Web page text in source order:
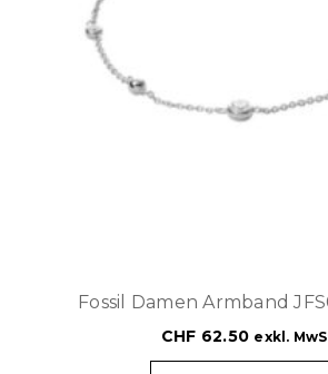
Fossil Damen Armband
CHF 62.50 exkl.